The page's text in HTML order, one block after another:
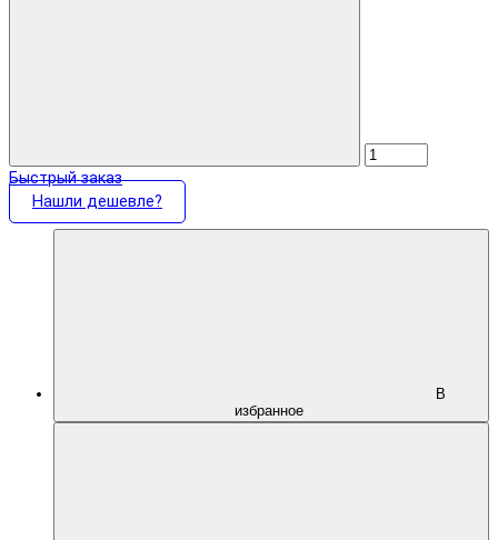
Быстрый заказ
Нашли дешевле?
В
избранное